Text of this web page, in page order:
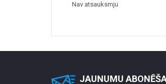
Nav atsauksmju
JAUNUMU